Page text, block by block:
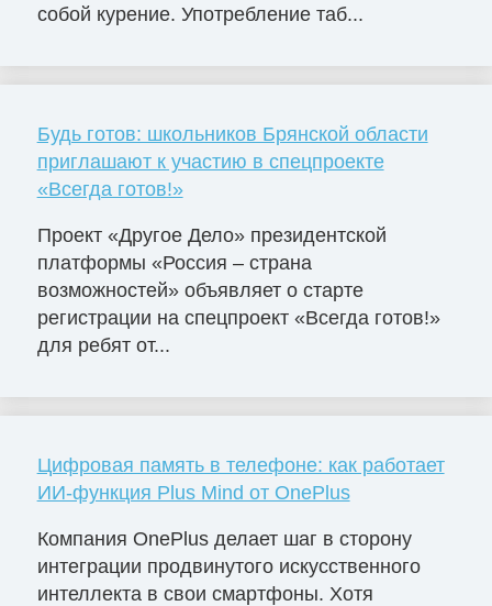
собой курение. Употребление таб...
Будь готов: школьников Брянской области
приглашают к участию в спецпроекте
«Всегда готов!»
Проект «Другое Дело» президентской
платформы «Россия – страна
возможностей» объявляет о старте
регистрации на спецпроект «Всегда готов!»
для ребят от...
Цифровая память в телефоне: как работает
ИИ-функция Plus Mind от OnePlus
Компания OnePlus делает шаг в сторону
интеграции продвинутого искусственного
интеллекта в свои смартфоны. Хотя